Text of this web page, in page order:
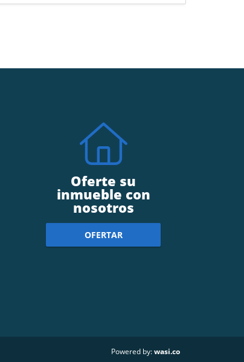
Oferte su
inmueble con
nosotros
OFERTAR
Powered by:wasi.co